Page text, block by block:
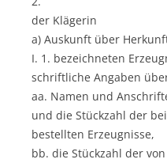
der Klägerin
a) Auskunft über
I. 1. bezeichneten
schriftliche Angaben
aa. Namen und
und die Stückzahl der
bestellten Erzeugnisse,
bb. die Stückzahl der